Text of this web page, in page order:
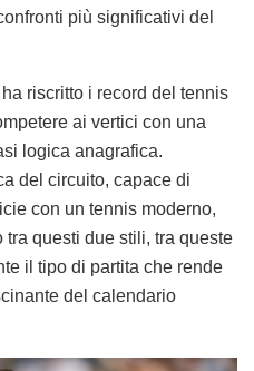
più significativi del
riscritto i record del tennis
ai vertici con una
logica anagrafica.
del circuito, capace di
con un tennis moderno,
tra questi due stili, tra queste
il tipo di partita che rende
del calendario